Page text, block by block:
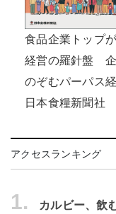
食品企業トップ
経営の羅針盤
のぞむパーパス
日本食糧新聞社
アクセスランキング
1.
カルビー、飲